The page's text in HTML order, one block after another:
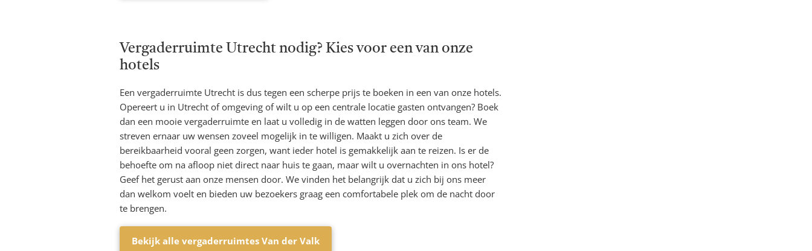
Vergaderruimte Utrecht nodig? Kies voor een van onze
hotels
Een vergaderruimte Utrecht is dus tegen een scherpe prijs te boeken in een van onze hotels.
Opereert u in Utrecht of omgeving of wilt u op een centrale locatie gasten ontvangen? Boek
dan een mooie vergaderruimte en laat u volledig in de watten leggen door ons team. We
streven ernaar uw wensen zoveel mogelijk in te willigen. Maakt u zich over de
bereikbaarheid vooral geen zorgen, want ieder hotel is gemakkelijk aan te reizen. Is er de
behoefte om na afloop niet direct naar huis te gaan, maar wilt u overnachten in ons hotel?
Geef het gerust aan onze mensen door. We vinden het belangrijk dat u zich bij ons meer
dan welkom voelt en bieden uw bezoekers graag een comfortabele plek om de nacht door
te brengen.
Bekijk alle vergaderruimtes Van der Valk